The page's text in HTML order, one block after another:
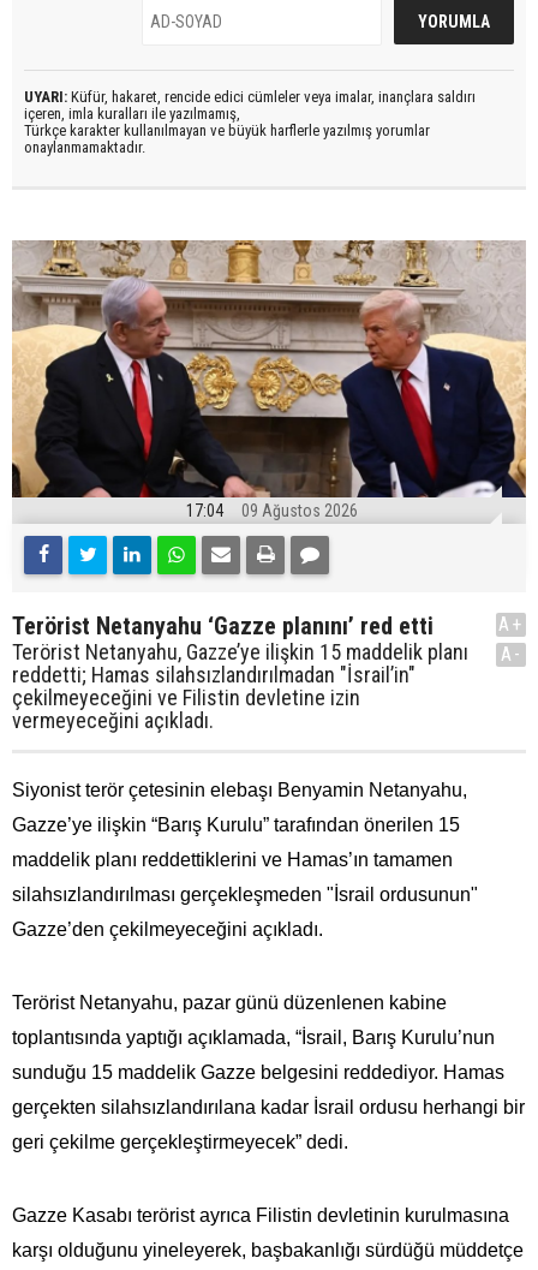
UYARI: Küfür, hakaret, rencide edici cümleler veya imalar, inançlara saldırı
içeren, imla kuralları ile yazılmamış,
Türkçe karakter kullanılmayan ve büyük harflerle yazılmış yorumlar
onaylanmamaktadır.
17:04 09 Ağustos 2026
Terörist Netanyahu ‘Gazze planını’ red etti
Terörist Netanyahu, Gazze’ye ilişkin 15 maddelik planı
reddetti; Hamas silahsızlandırılmadan "İsrail’in"
çekilmeyeceğini ve Filistin devletine izin
vermeyeceğini açıkladı.
A+
A-
Siyonist terör çetesinin elebaşı Benyamin Netanyahu,
Gazze’ye ilişkin “Barış Kurulu” tarafından önerilen 15
maddelik planı reddettiklerini ve Hamas’ın tamamen
silahsızlandırılması gerçekleşmeden "İsrail ordusunun"
Gazze’den çekilmeyeceğini açıkladı.
Terörist Netanyahu, pazar günü düzenlenen kabine
toplantısında yaptığı açıklamada, “İsrail, Barış Kurulu’nun
sunduğu 15 maddelik Gazze belgesini reddediyor. Hamas
gerçekten silahsızlandırılana kadar İsrail ordusu herhangi bir
geri çekilme gerçekleştirmeyecek” dedi.
Gazze Kasabı terörist ayrıca Filistin devletinin kurulmasına
karşı olduğunu yineleyerek, başbakanlığı sürdüğü müddetçe